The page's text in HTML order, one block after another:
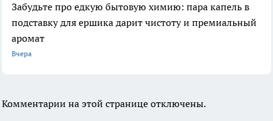
Забудьте про едкую бытовую химию: пара капель в
подставку для ершика дарит чистоту и премиальный
аромат
Вчера
Комментарии на этой странице отключены.